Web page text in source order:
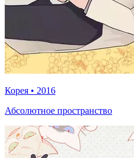
Корея • 2016
Абсолютное пространство